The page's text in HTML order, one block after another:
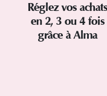
Réglez vos achats
en 2, 3 ou 4 fois
grâce à Alma